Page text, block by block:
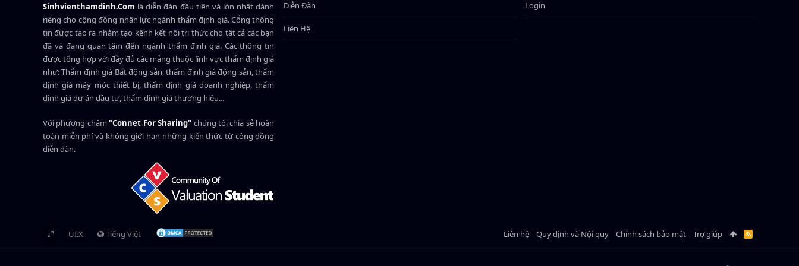
Sinhvienthamdinh.Com là diễn đàn đầu tiên và lớn nhất dành
riêng cho cộng đồng nhân lực ngành thẩm định giá. Cổng thông
tin được tạo ra nhằm tạo kênh kết nối tri thức cho tất cả các bạn
đã và đang quan tâm đến ngành thẩm định giá. Các thông tin
được tổng hợp với đầy đủ các mảng thuộc lĩnh vực thẩm định giá
như: Thẩm định giá Bất động sản, thẩm định giá động sản, thẩm
định giá máy móc thiết bị, thẩm định giá doanh nghiệp, thẩm
định giá dự án đầu tư, thẩm định giá thương hiệu...
Với phương châm"Connet For Sharing" chúng tôi chia sẻ hoàn
toàn miễn phí và không giới hạn những kiến thức từ cộng đồng
diễn đàn.
Diễn Đàn
Liên Hệ
Login
UI.X Tiếng Việt Liên hệ Quy định và Nội quy Chính sách bảo mật Trợ giúp
R
S